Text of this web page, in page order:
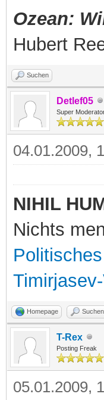
Ozean:
Hubert
Suchen
Detlef05
Super
04.01.2009,
NIHIL
Nichts
Homepage Suchen
T-Rex
Posting Freak
05.01.2009,